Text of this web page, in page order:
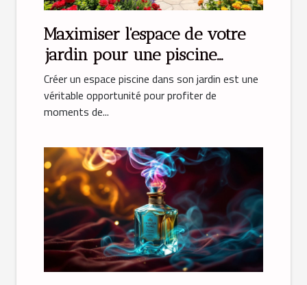
Maximiser l'espace de votre
jardin pour une piscine
parfaite
Créer un espace piscine dans son jardin est une
véritable opportunité pour profiter de
moments de...